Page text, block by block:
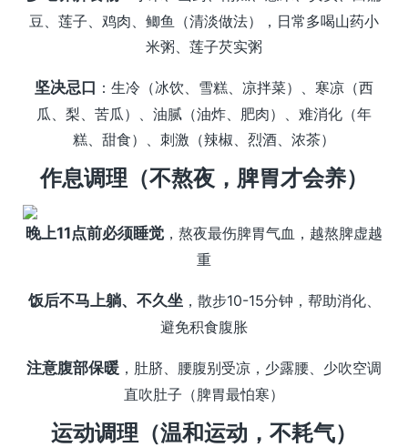
豆、莲子、鸡肉、鲫鱼（清淡做法），日常多喝山药小
米粥、莲子芡实粥
坚决忌口 ：生冷（冰饮、雪糕、凉拌菜）、寒凉（西
瓜、梨、苦瓜）、油腻（油炸、肥肉）、难消化（年
糕、甜食）、刺激（辣椒、烈酒、浓茶）
作息调理（不熬夜，脾胃才会养）
晚上11点前必须睡觉 ，熬夜最伤脾胃气血，越熬脾虚越
重
饭后不马上躺、不久坐，散步10-15分钟，帮助消化、
避免积食腹胀
注意腹部保暖 ，肚脐、腰腹别受凉，少露腰、少吹空调
直吹肚子（脾胃最怕寒）
运动调理（温和运动，不耗气）